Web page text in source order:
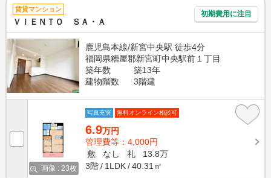
賃貸マンション
ＶＩＥＮＴＯ ＳＡ・Ａ
初期費用に注目
鹿児島本線/新宮中央駅 徒歩4分
福岡県糟屋郡新宮町中央駅前１丁目
築年数
築13年
建物階数
3階建
画像 : 23枚
写真充実 無料オンライン相談可
6.9万円
管理費等：4,000円
敷
なし 礼
13.8万
3階
1LDK 40.31㎡